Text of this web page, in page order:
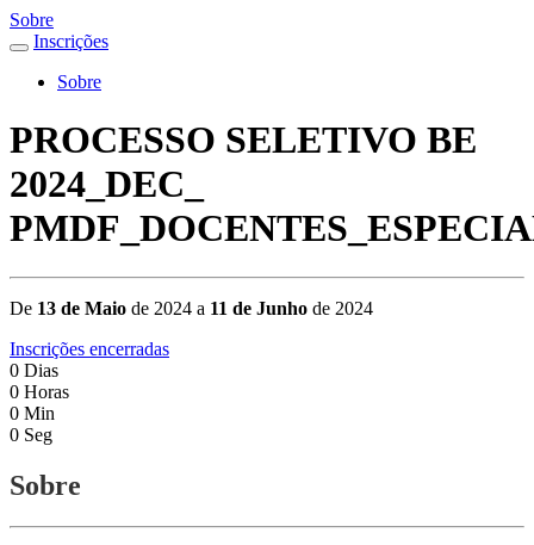
Sobre
Inscrições
Sobre
PROCESSO SELETIVO BE
2024_DEC_
De 13 de Maio de 2024 a 11 de Junho de 2024
Inscrições encerradas
0 Dias
0 Horas
0 Min
0 Seg
Sobre